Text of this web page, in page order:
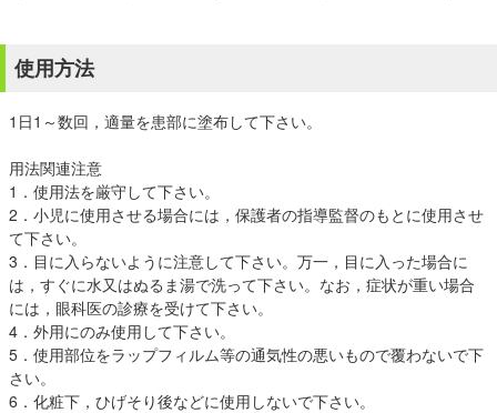
使用方法
1日1～数回，適量を患部に塗布して下さい。
用法関連注意
1．使用法を厳守して下さい。
2．小児に使用させる場合には，保護者の指導監督のもとに使用させ
て下さい。
3．目に入らないように注意して下さい。万一，目に入った場合に
は，すぐに水又はぬるま湯で洗って下さい。なお，症状が重い場合
には，眼科医の診療を受けて下さい。
4．外用にのみ使用して下さい。
5．使用部位をラップフィルム等の通気性の悪いもので覆わないで下
さい。
6．化粧下，ひげそり後などに使用しないで下さい。